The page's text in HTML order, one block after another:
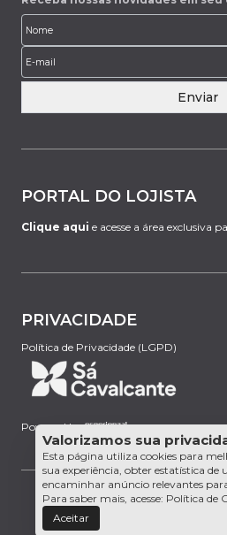
Enviar
PORTAL DO LOJISTA
Clique aqui e acesse a área exclusiva
PRIVACIDADE
Política de Privacidade (LGPD)
Powered by:
Valorizamos sua
Esta página utiliza cookies para
sua experiência, obter estatística de
encaminhar anúncio relevantes
Para saber mais, acesse: Política de
Aceitar